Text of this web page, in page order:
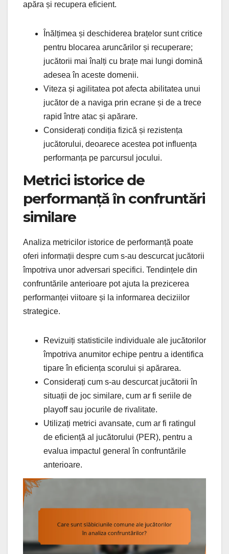
apăra și recupera eficient.
Înălțimea și deschiderea brațelor sunt critice
pentru blocarea aruncărilor și recuperare;
jucătorii mai înalți cu brațe mai lungi domină
adesea în aceste domenii.
Viteza și agilitatea pot afecta abilitatea unui
jucător de a naviga prin ecrane și de a trece
rapid între atac și apărare.
Considerați condiția fizică și rezistența
jucătorului, deoarece acestea pot influența
performanța pe parcursul jocului.
Metrici istorice de
performanță în confruntări
similare
Analiza metricilor istorice de performanță poate
oferi informații despre cum s-au descurcat jucătorii
împotriva unor adversari specifici. Tendințele din
confruntările anterioare pot ajuta la prezicerea
performanței viitoare și la informarea deciziilor
strategice.
Revizuiți statisticile individuale ale jucătorilor
împotriva anumitor echipe pentru a identifica
tipare în eficiența scorului și apărarea.
Considerați cum s-au descurcat jucătorii în
situații de joc similare, cum ar fi seriile de
playoff sau jocurile de rivalitate.
Utilizați metrici avansate, cum ar fi ratingul
de eficiență al jucătorului (PER), pentru a
evalua impactul general în confruntările
anterioare.